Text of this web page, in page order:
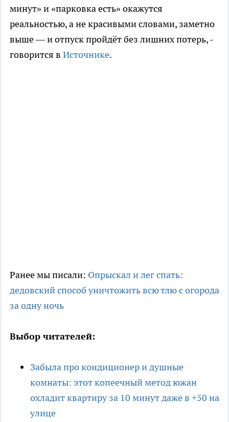
минут» и «парковка есть» окажутся
реальностью, а не красивыми словами, заметно
выше — и отпуск пройдёт без лишних потерь, -
говорится в Источнике.
Ранее мы писали: Опрыскал и лег спать:
дедовский способ уничтожить всю тлю с огорода
за одну ночь
Выбор читателей:
Забыла про кондиционер и душные
комнаты: этот копеечный метод южан
охладит квартиру за 10 минут даже в +50 на
улице